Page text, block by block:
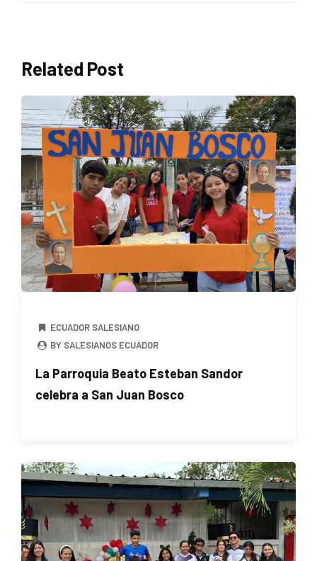
Related Post
ECUADOR SALESIANO
BY SALESIANOS ECUADOR
La Parroquia Beato Esteban Sandor
celebra a San Juan Bosco